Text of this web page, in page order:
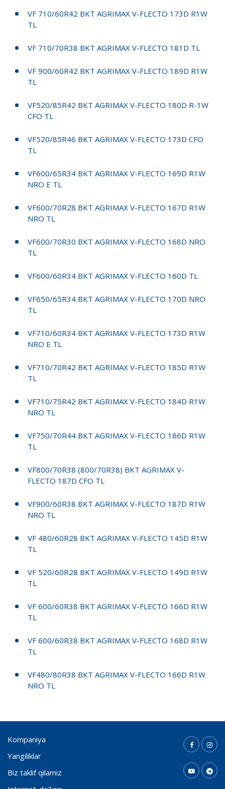
VF 710/60R42 BKT AGRIMAX V-FLECTO 173D R1W
TL
VF 710/70R38 BKT AGRIMAX V-FLECTO 181D TL
VF 900/60R42 BKT AGRIMAX V-FLECTO 189D R1W
TL
VF520/85R42 BKT AGRIMAX V-FLECTO 180D R-1W
CFO TL
VF520/85R46 BKT AGRIMAX V-FLECTO 173D CFO
TL
VF600/65R34 BKT AGRIMAX V-FLECTO 169D R1W
NRO E TL
VF600/70R28 BKT AGRIMAX V-FLECTO 167D R1W
NRO TL
VF600/70R30 BKT AGRIMAX V-FLECTO 168D NRO
TL
VF600/60R34 BKT AGRIMAX V-FLECTO 160D TL
VF650/65R34 BKT AGRIMAX V-FLECTO 170D NRO
TL
VF710/60R34 BKT AGRIMAX V-FLECTO 173D R1W
NRO E TL
VF710/70R42 BKT AGRIMAX V-FLECTO 185D R1W
TL
VF710/75R42 BKT AGRIMAX V-FLECTO 184D R1W
NRO TL
VF750/70R44 BKT AGRIMAX V-FLECTO 186D R1W
TL
VF800/70R38 (800/70R38) BKT AGRIMAX V-
FLECTO 187D CFO TL
VF900/60R38 BKT AGRIMAX V-FLECTO 187D R1W
NRO TL
VF 480/60R28 BKT AGRIMAX V-FLECTO 145D R1W
TL
VF 520/60R28 BKT AGRIMAX V-FLECTO 149D R1W
TL
VF 600/60R38 BKT AGRIMAX V-FLECTO 166D R1W
TL
VF 600/60R38 BKT AGRIMAX V-FLECTO 168D R1W
TL
VF480/80R38 BKT AGRIMAX V-FLECTO 166D R1W
NRO TL
Kompaniya
Yangiliklar
Biz taklif qilamiz